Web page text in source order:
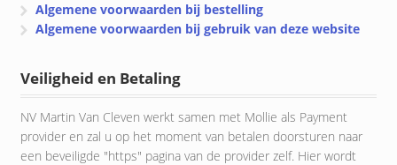
Algemene voorwaarden bij bestelling
Algemene voorwaarden bij gebruik van deze website
Veiligheid en Betaling
NV Martin Van Cleven werkt samen met Mollie als Payment
provider en zal u op het moment van betalen doorsturen naar
een beveiligde "https" pagina van de provider zelf. Hier wordt